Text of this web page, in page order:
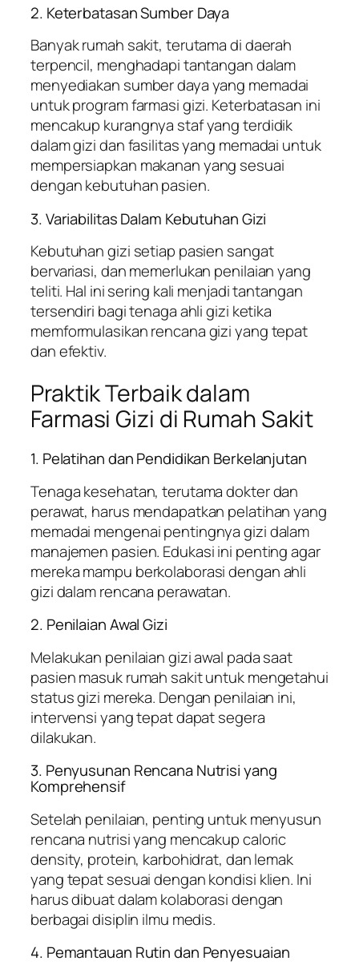
2. Keterbatasan Sumber Daya
Banyak rumah sakit, terutama di daerah
terpencil, menghadapi tantangan dalam
menyediakan sumber daya yang memadai
untuk program farmasi gizi. Keterbatasan ini
mencakup kurangnya staf yang terdidik
dalam gizi dan fasilitas yang memadai untuk
mempersiapkan makanan yang sesuai
dengan kebutuhan pasien.
3. Variabilitas Dalam Kebutuhan Gizi
Kebutuhan gizi setiap pasien sangat
bervariasi, dan memerlukan penilaian yang
teliti. Hal ini sering kali menjadi tantangan
tersendiri bagi tenaga ahli gizi ketika
memformulasikan rencana gizi yang tepat
dan efektiv.
Praktik Terbaik dalam
Farmasi Gizi di Rumah Sakit
1. Pelatihan dan Pendidikan Berkelanjutan
Tenaga kesehatan, terutama dokter dan
perawat, harus mendapatkan pelatihan yang
memadai mengenai pentingnya gizi dalam
manajemen pasien. Edukasi ini penting agar
mereka mampu berkolaborasi dengan ahli
gizi dalam rencana perawatan.
2. Penilaian Awal Gizi
Melakukan penilaian gizi awal pada saat
pasien masuk rumah sakit untuk mengetahui
status gizi mereka. Dengan penilaian ini,
intervensi yang tepat dapat segera
dilakukan.
3. Penyusunan Rencana Nutrisi yang
Komprehensif
Setelah penilaian, penting untuk menyusun
rencana nutrisi yang mencakup caloric
density, protein, karbohidrat, dan lemak
yang tepat sesuai dengan kondisi klien. Ini
harus dibuat dalam kolaborasi dengan
berbagai disiplin ilmu medis.
4. Pemantauan Rutin dan Penyesuaian